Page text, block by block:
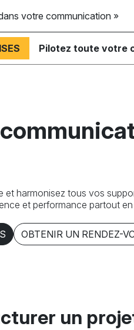
votre communication »
Pilotez toute votre
et harmonisez tous vos
et performance partout en
OBTENIR UN RENDEZ-
un